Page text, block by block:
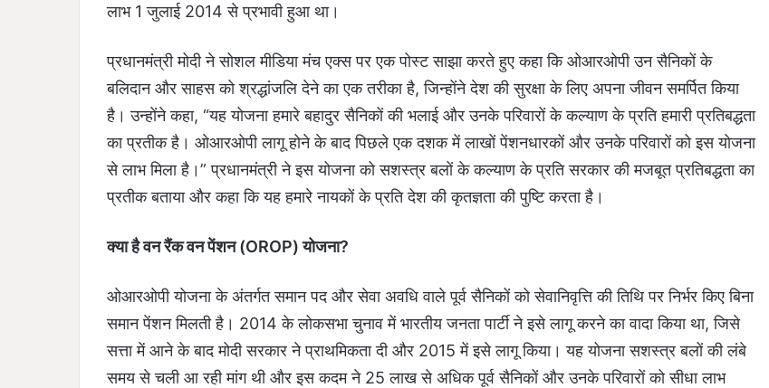
लाभ 1 जुलाई 2014 से प्रभावी हुआ था।
प्रधानमंत्री मोदी ने सोशल मीडिया मंच एक्स पर एक पोस्ट साझा करते हुए कहा कि ओआरओपी उन सैनिकों के
बलिदान और साहस को श्रद्धांजलि देने का एक तरीका है, जिन्होंने देश की सुरक्षा के लिए अपना जीवन समर्पित किया
है। उन्होंने कहा, “यह योजना हमारे बहादुर सैनिकों की भलाई और उनके परिवारों के कल्याण के प्रति हमारी प्रतिबद्धता
का प्रतीक है। ओआरओपी लागू होने के बाद पिछले एक दशक में लाखों पेंशनधारकों और उनके परिवारों को इस योजना
से लाभ मिला है।” प्रधानमंत्री ने इस योजना को सशस्त्र बलों के कल्याण के प्रति सरकार की मजबूत प्रतिबद्धता का
प्रतीक बताया और कहा कि यह हमारे नायकों के प्रति देश की कृतज्ञता की पुष्टि करता है।
क्या है वन रैंक वन पेंशन (OROP) योजना?
ओआरओपी योजना के अंतर्गत समान पद और सेवा अवधि वाले पूर्व सैनिकों को सेवानिवृत्ति की तिथि पर निर्भर किए बिना
समान पेंशन मिलती है। 2014 के लोकसभा चुनाव में भारतीय जनता पार्टी ने इसे लागू करने का वादा किया था, जिसे
सत्ता में आने के बाद मोदी सरकार ने प्राथमिकता दी और 2015 में इसे लागू किया। यह योजना सशस्त्र बलों की लंबे
समय से चली आ रही मांग थी और इस कदम ने 25 लाख से अधिक पूर्व सैनिकों और उनके परिवारों को सीधा लाभ